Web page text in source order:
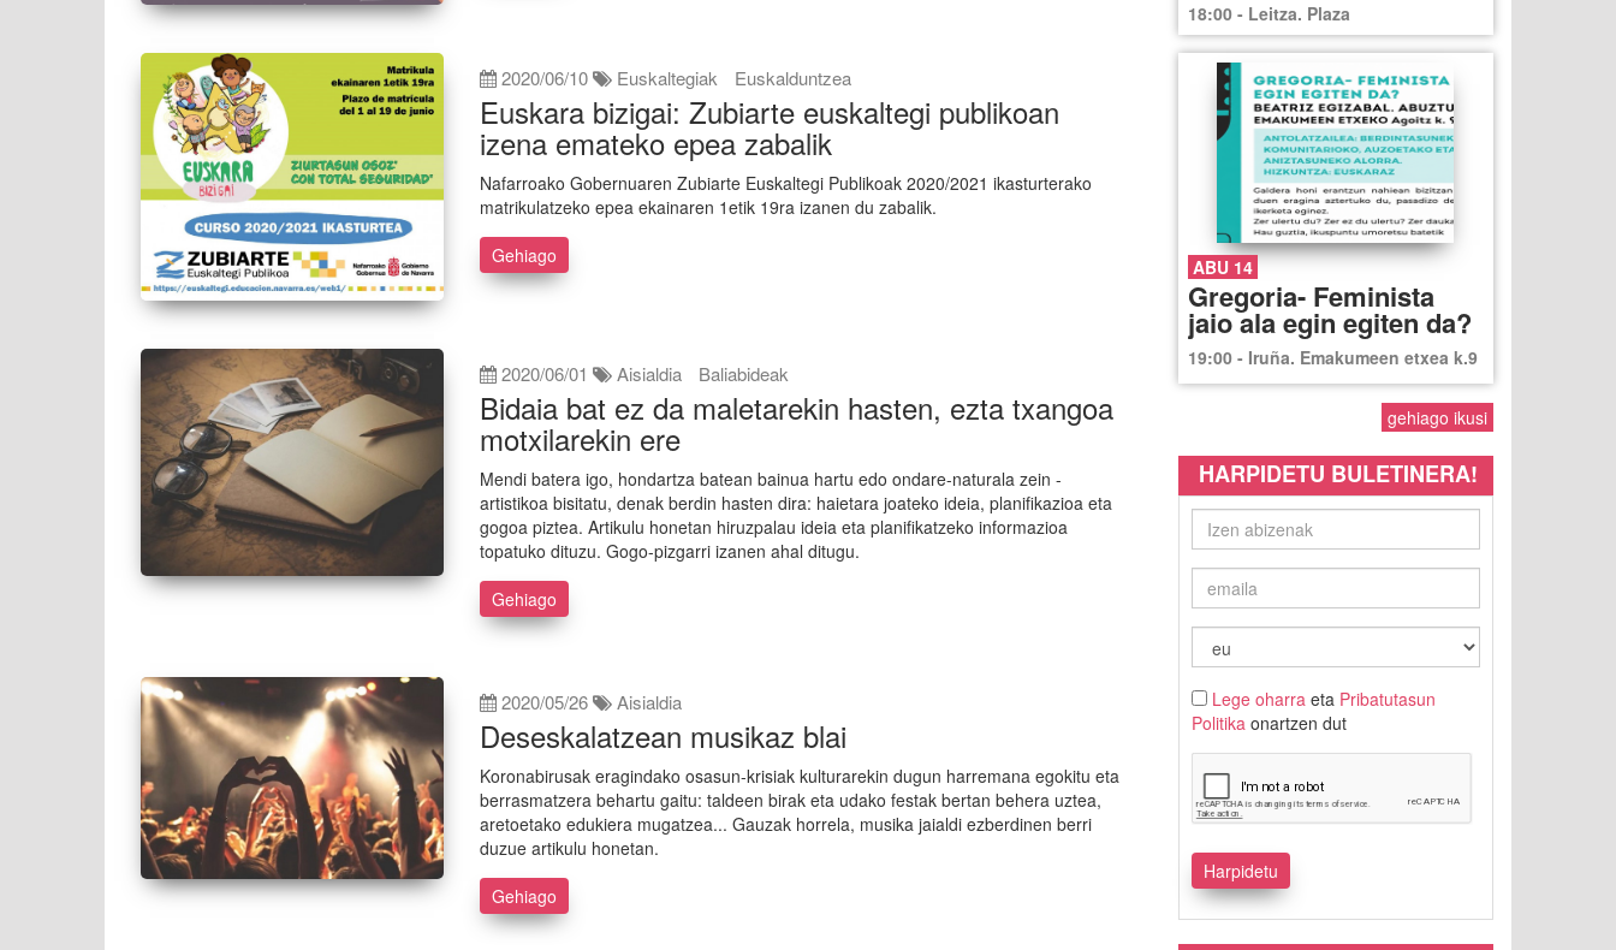
2020/06/10 Euskaltegiak Euskalduntzea
Euskara bizigai: Zubiarte euskaltegi publikoan
izena emateko epea zabalik
Nafarroako Gobernuaren Zubiarte Euskaltegi Publikoak 2020/2021 ikasturterako
matrikulatzeko epea ekainaren 1etik 19ra izanen du zabalik.
Gehiago
2020/06/01 Aisialdia Baliabideak
Bidaia bat ez da maletarekin hasten, ezta txangoa
motxilarekin ere
Mendi batera igo, hondartza batean bainua hartu edo ondare-naturala zein -
artistikoa bisitatu, denak berdin hasten dira: haietara joateko ideia, planifikazioa eta
gogoa piztea. Artikulu honetan hiruzpalau ideia eta planifikatzeko informazioa
topatuko dituzu. Gogo-pizgarri izanen ahal ditugu.
Gehiago
2020/05/26 Aisialdia
Deseskalatzean musikaz blai
Koronabirusak eragindako osasun-krisiak kulturarekin dugun harremana egokitu eta
berrasmatzera behartu gaitu: taldeen birak eta udako festak bertan behera uztea,
aretoetako edukiera mugatzea... Gauzak horrela, musika jaialdi ezberdinen berri
duzue artikulu honetan.
Gehiago
18:00 - Leitza. Plaza
ABU 14
Gregoria- Feminista
jaio ala egin egiten da?
19:00 - Iruña. Emakumeen etxea k.9
gehiago ikusi
HARPIDETU BULETINERA!
Lege oharraeta Pribatutasun
Politikaonartzen dut